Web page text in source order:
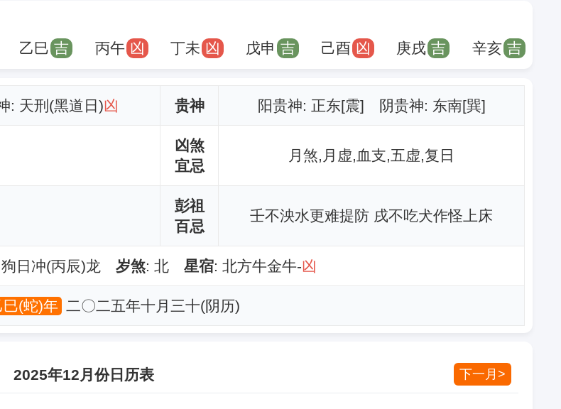
乙巳 吉 丙午 凶 丁未 凶 戊申 吉 己酉 凶 庚戌 吉 辛亥 吉
天刑(黑道日)凶 贵神 阳贵神: 正东[震] 阴贵神: 东南[巽]
凶煞
宜忌
月煞,月虚,血支,五虚,复日
彭祖
百忌
壬不泱水更难提防 戌不吃犬作怪上床
狗日冲(丙辰)龙岁煞: 北星宿: 北方牛金牛-凶
巳(蛇)年 二〇二五年十月三十(阴历)
2025年12月份日历表 下一月>